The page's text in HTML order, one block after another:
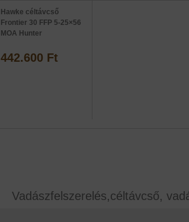
Hawke céltávcső
Frontier 30 FFP 5-25×56
MOA Hunter
442.600 Ft
Vadászfelszerelés,céltávcső,